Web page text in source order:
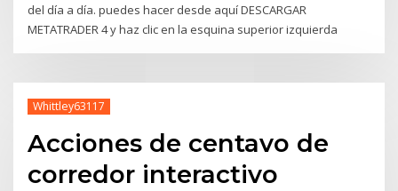
del día a día. puedes hacer desde aquí DESCARGAR
METATRADER 4 y haz clic en la esquina superior izquierda
Whittley63117
Acciones de centavo de
corredor interactivo